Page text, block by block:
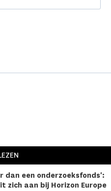
dan een onderzoeks­fonds':
zich aan bij Horizon Europe